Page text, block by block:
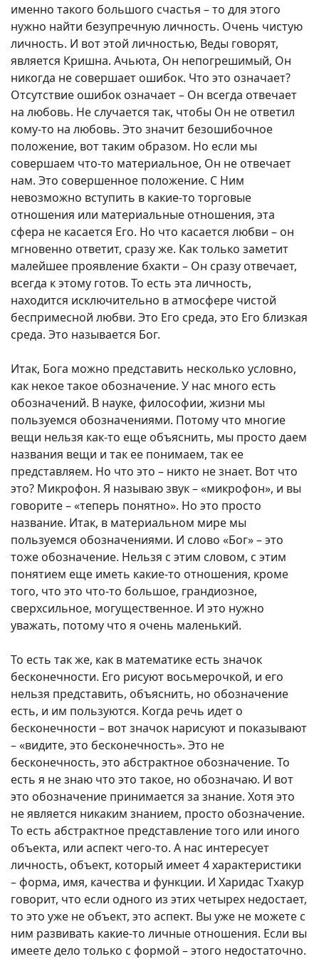
именно такого большого счастья – то для этого
нужно найти безупречную личность. Очень чистую
личность. И вот этой личностью, Веды говорят,
является Кришна. Ачьюта, Он непогрешимый, Он
никогда не совершает ошибок. Что это означает?
Отсутствие ошибок означает – Он всегда отвечает
на любовь. Не случается так, чтобы Он не ответил
кому-то на любовь. Это значит безошибочное
положение, вот таким образом. Но если мы
совершаем что-то материальное, Он не отвечает
нам. Это совершенное положение. С Ним
невозможно вступить в какие-то торговые
отношения или материальные отношения, эта
сфера не касается Его. Но что касается любви – он
мгновенно ответит, сразу же. Как только заметит
малейшее проявление бхакти – Он сразу отвечает,
всегда к этому готов. То есть эта личность,
находится исключительно в атмосфере чистой
беспримесной любви. Это Его среда, это Его близкая
среда. Это называется Бог.
Итак, Бога можно представить несколько условно,
как некое такое обозначение. У нас много есть
обозначений. В науке, философии, жизни мы
пользуемся обозначениями. Потому что многие
вещи нельзя как-то еще объяснить, мы просто даем
названия вещи и так ее понимаем, так ее
представляем. Но что это – никто не знает. Вот что
это? Микрофон. Я называю звук – «микрофон», и вы
говорите – «теперь понятно». Но это просто
название. Итак, в материальном мире мы
пользуемся обозначениями. И слово «Бог» – это
тоже обозначение. Нельзя с этим словом, с этим
понятием еще иметь какие-то отношения, кроме
того, что это что-то большое, грандиозное,
сверхсильное, могущественное. И это нужно
уважать, потому что я очень маленький.
То есть так же, как в математике есть значок
бесконечности. Его рисуют восьмерочкой, и его
нельзя представить, объяснить, но обозначение
есть, и им пользуются. Когда речь идет о
бесконечности – вот значок нарисуют и показывают
– «видите, это бесконечность». Это не
бесконечность, это абстрактное обозначение. То
есть я не знаю что это такое, но обозначаю. И вот
это обозначение принимается за знание. Хотя это
не является никаким знанием, просто обозначение.
То есть абстрактное представление того или иного
объекта, или аспект чего-то. А нас интересует
личность, объект, который имеет 4 характеристики
– форма, имя, качества и функции. И Харидас Тхакур
говорит, что если одного из этих четырех недостает,
то это уже не объект, это аспект. Вы уже не можете с
ним развивать какие-то личные отношения. Если вы
имеете дело только с формой – этого недостаточно.